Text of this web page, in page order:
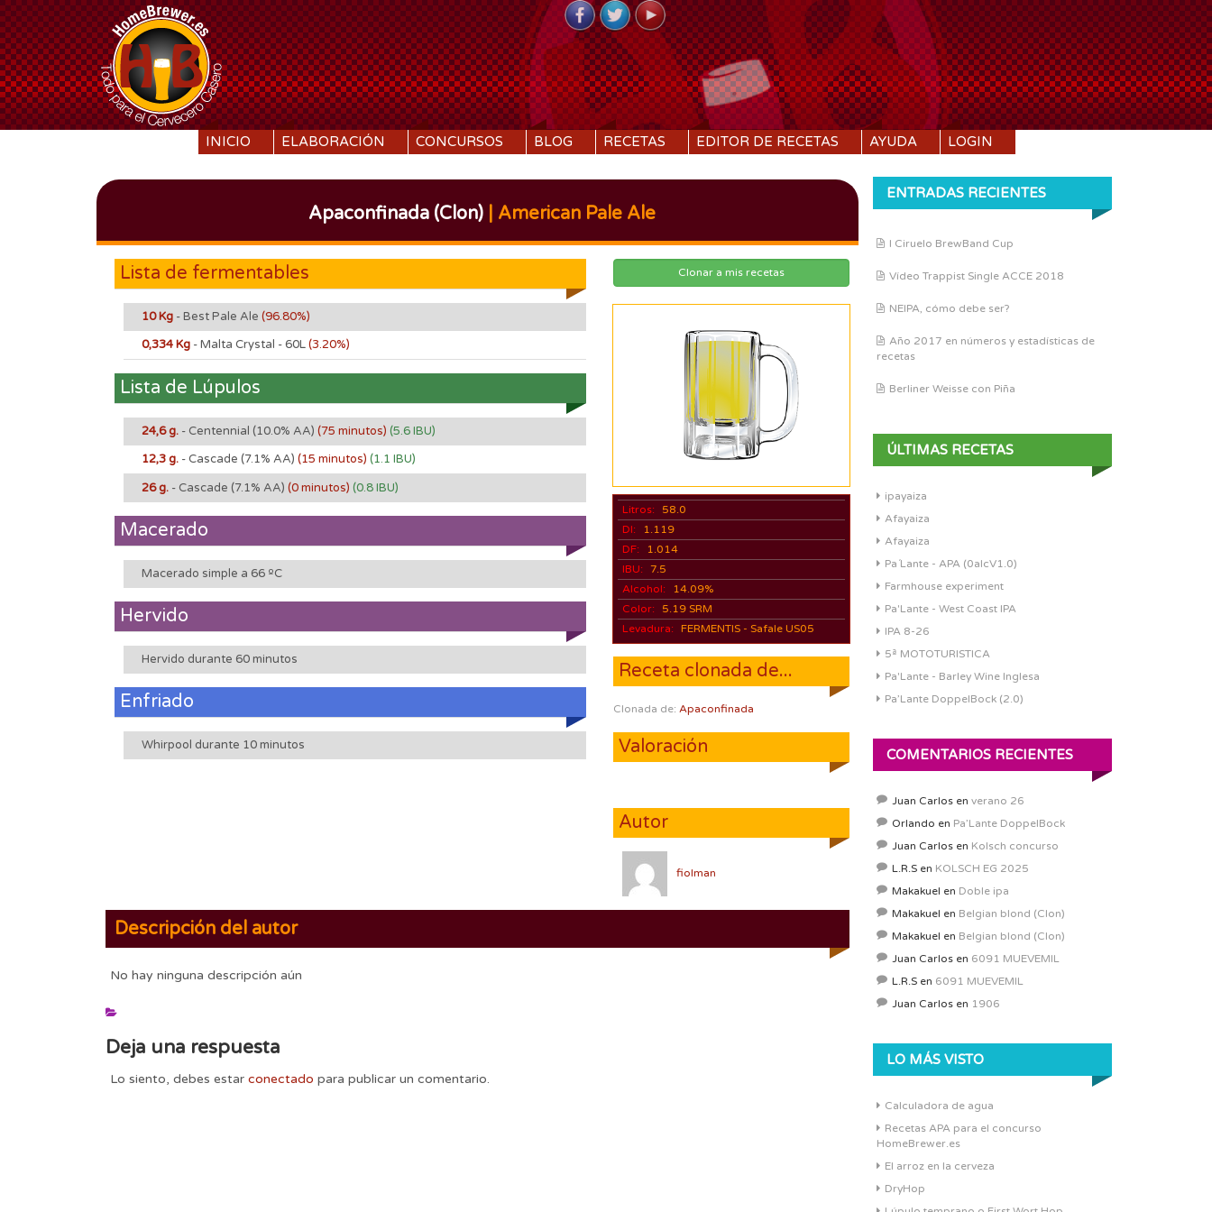
SKIP TO CONTENT
INICIO ELABORACIÓN CONCURSOS BLOG RECETAS EDITOR DE RECETAS AYUDA LOGIN
Apaconfinada (Clon) | American Pale Ale
Lista de fermentables
10 Kg - Best Pale Ale (96.80%)
0,334 Kg - Malta Crystal - 60L(3.20%)
Lista de Lúpulos
24,6 g. - Centennial (10.0% AA) (75 minutos) (5.6 IBU)
12,3 g. - Cascade (7.1% AA) (15 minutos) (1.1 IBU)
26 g. - Cascade (7.1% AA) (0 minutos) (0.8 IBU)
Macerado
Macerado simple a 66 ºC
Hervido
Hervido durante 60 minutos
Enfriado
Whirpool durante 10 minutos
Clonar a mis recetas
Litros:
58.0
DI:
1.119
DF:
1.014
IBU: 7.5
Alcohol:
14.09%
Color:
5.19 SRM
Levadura: FERMENTIS - Safale US05
Receta clonada de...
Clonada de: Apaconfinada
Valoración
Autor
fiolman
Descripción del autor
No hay ninguna descripción aún
Deja una respuesta
Lo siento, debes estar conectado para publicar un comentario.
ENTRADAS RECIENTES
I Ciruelo BrewBand Cup
Vídeo Trappist Single ACCE 2018
NEIPA, cómo debe ser?
Año 2017 en números y estadísticas de
recetas
Berliner Weisse con Piña
ÚLTIMAS RECETAS
ipayaiza
Afayaiza
Afayaiza
Pa´Lante - APA (0alcV1.0)
Farmhouse experiment
Pa'Lante - West Coast IPA
IPA 8-26
5ª MOTOTURISTICA
Pa'Lante - Barley Wine Inglesa
Pa’Lante DoppelBock (2.0)
COMENTARIOS RECIENTES
Juan Carlos en verano 26
Orlando en Pa’Lante DoppelBock
Juan Carlos en Kolsch concurso
L.R.S en KOLSCH EG 2025
Makakuel en Doble ipa
Makakuel en Belgian blond (Clon)
Makakuel en Belgian blond (Clon)
Juan Carlos en 6091 MUEVEMIL
L.R.S en 6091 MUEVEMIL
Juan Carlos en 1906
LO MÁS VISTO
Calculadora de agua
Recetas APA para el concurso
HomeBrewer.es
El arroz en la cerveza
DryHop